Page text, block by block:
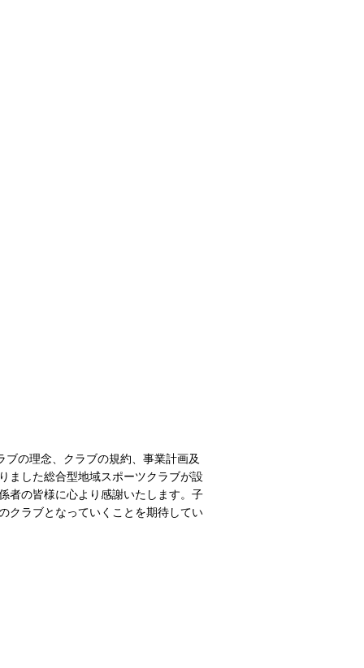
の理念、クラブの規約、事業計画及
ました総合型地域スポーツクラブが設
者の皆様に心より感謝いたします。子
クラブとなっていくことを期待してい